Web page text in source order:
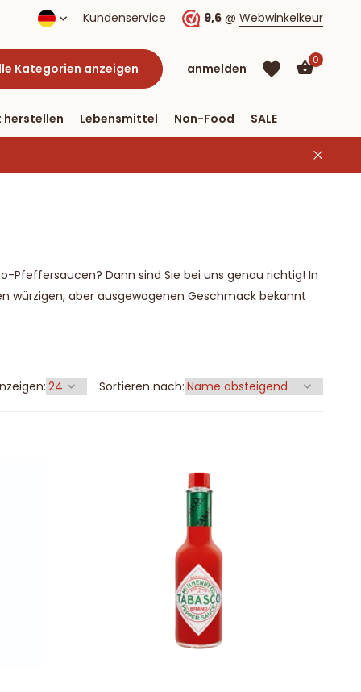
drei Tagen Kostenloser Versand nach Deutschland
Kundenservice 9,6 @ Webwinkelkeur
Kategorien anzeigen anmelden
anlegen
0
herstellen Lebensmittel Non-Food SALE
Dann sind Sie bei uns genau richtig! In
würzigen, aber ausgewogenen Geschmack bekannt
Sortieren nach: